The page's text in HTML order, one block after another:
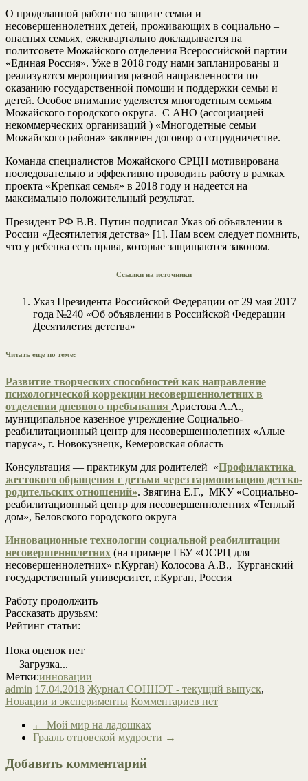
О проделанной работе по защите семьи и
несовершеннолетних детей, проживающих в социально –
опасных семьях, ежеквартально докладывается на
политсовете Можайского отделения Всероссийской партии
«Единая Россия». Уже в 2018 году нами запланированы и
реализуются мероприятия разной направленности по
оказанию государственной помощи и поддержки семьи и
детей. Особое внимание уделяется многодетным семьям
Можайского городского округа. С АНО (ассоциацией
некоммерческих организаций ) «Многодетные семьи
Можайского района» заключен договор о сотрудничестве.
Команда специалистов Можайского СРЦН мотивирована
последовательно и эффективно проводить работу в рамках
проекта «Крепкая семья» в 2018 году и надеется на
максимально положительный результат.
Президент РФ В.В. Путин подписал Указ об объявлении в
России «Десятилетия детства» [1]. Нам всем следует помнить,
что у ребенка есть права, которые защищаются законом.
Ссылки на источники
Указ Президента Российской Федерации от 29 мая 2017
года №240 «Об объявлении в Российской Федерации
Десятилетия детства»
Читать еще по теме:
Развитие творческих способностей как направление
психологической коррекции несовершеннолетних в
отделении дневного пребывания Аристова А.А.,
муниципальное казенное учреждение Социально-
реабилитационный центр для несовершеннолетних «Алые
паруса», г. Новокузнецк, Кемеровская область
Консультация — практикум для родителей «Профилактика
жестокого обращения с детьми через гармонизацию детско-
родительских отношений». Звягина Е.Г., МКУ «Социально-
реабилитационный центр для несовершеннолетних «Теплый
дом», Беловского городского округа
Инновационные технологии социальной реабилитации
несовершеннолетних (на примере ГБУ «ОСРЦ для
несовершеннолетних» г.Курган) Колосова А.В., Курганский
государственный университет, г.Курган, Россия
Работу продолжить
Рассказать друзьям:
Рейтинг статьи:
Пока оценок нет
Загрузка...
Метки:инновации
admin 17.04.2018 Журнал СОННЭТ - текущий выпуск,
Новации и эксперименты Комментариев нет
← Мой мир на ладошках
Грааль отцовской мудрости →
Добавить комментарий